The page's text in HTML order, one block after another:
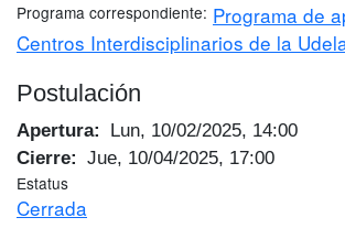
Programa correspondiente Programa de
Centros Interdisciplinarios de la
Postulación
Apertura
Lun, 10/02/2025, 14:00
Cierre
Jue, 10/04/2025, 17:00
Estatus
Cerrada